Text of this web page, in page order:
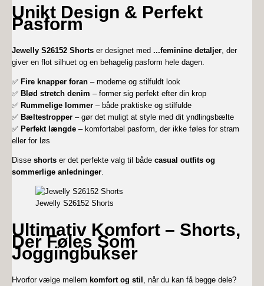
Unikt Design & Perfekt
Pasform
Jewelly S26152 Shorts er designet med ...feminine detaljer, der
giver en flot silhuet og en behagelig pasform hele dagen.
✅ Fire knapper foran – moderne og stilfuldt look
✅ Blød stretch denim – former sig perfekt efter din krop
✅ Rummelige lommer – både praktiske og stilfulde
✅ Bæltestropper – gør det muligt at style med dit yndlingsbælte
✅ Perfekt længde – komfortabel pasform, der ikke føles for stram
eller for løs
Disse shorts er det perfekte valg til både casual outfits og
sommerlige anledninger.
Jewelly S26152 Shorts
Ultimativ Komfort – Shorts,
Der Føles Som
Joggingbukser
Hvorfor vælge mellem komfort og stil
, når du kan få begge dele?